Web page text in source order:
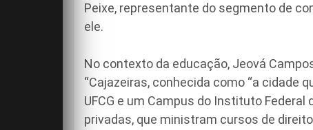
Peixe, representante do segmento de
ele.
No contexto da educação, Jeová
“Cajazeiras, conhecida como “a cidade
UFCG e um Campus do Instituto
privadas, que ministram cursos de